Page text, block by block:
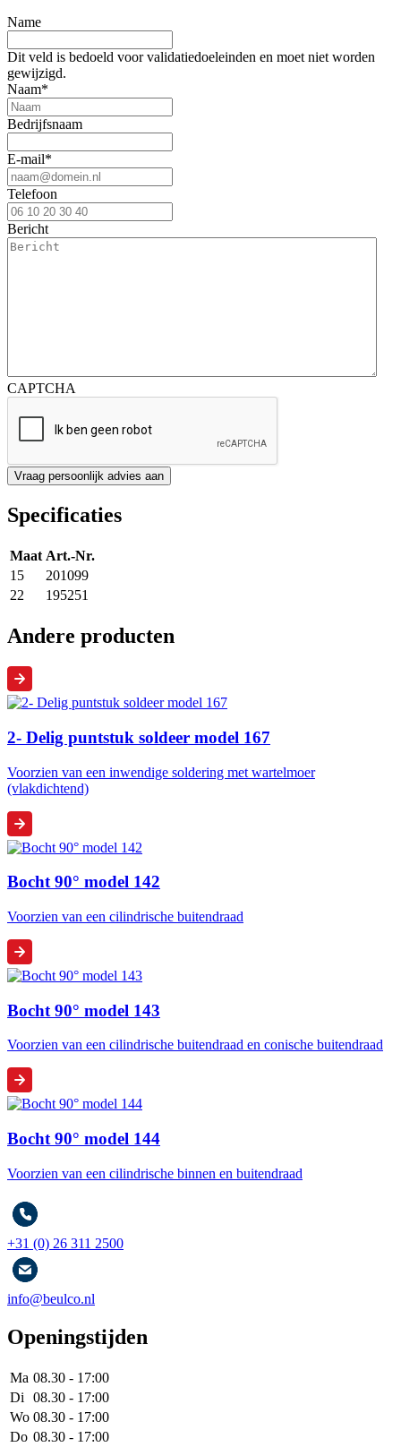
Name
Dit veld is bedoeld voor validatiedoeleinden en moet niet worden
gewijzigd.
Naam*
Bedrijfsnaam
E-mail*
Telefoon
Bericht
CAPTCHA
Specificaties
Maat Art.-Nr.
15
201099
22
195251
Andere producten
2- Delig puntstuk soldeer model 167
Voorzien van een inwendige soldering met wartelmoer
(vlakdichtend)
Bocht 90° model 142
Voorzien van een cilindrische buitendraad
Bocht 90° model 143
Voorzien van een cilindrische buitendraad en conische buitendraad
Bocht 90° model 144
Voorzien van een cilindrische binnen en buitendraad
+31 (0) 26 311 2500
info@beulco.nl
Openingstijden
Ma 08.30 - 17:00
Di
08.30 - 17:00
Wo 08.30 - 17:00
Do 08.30 - 17:00